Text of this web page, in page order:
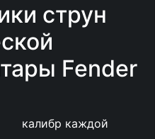
струн
Fender
каждой